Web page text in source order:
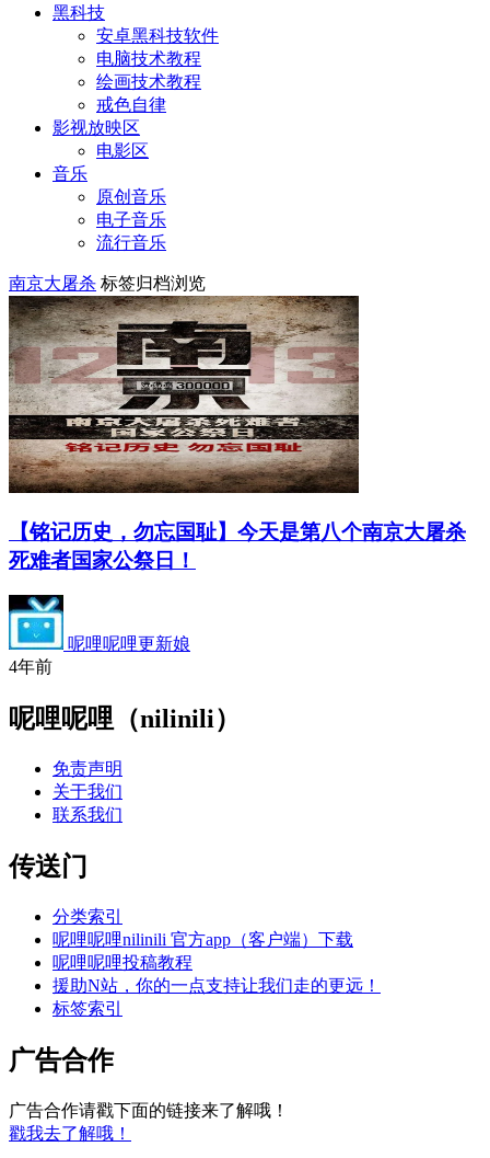
黑科技
安卓黑科技软件
电脑技术教程
绘画技术教程
戒色自律
影视放映区
电影区
音乐
原创音乐
电子音乐
流行音乐
南京大屠杀 标签归档浏览
【铭记历史，勿忘国耻】今天是第八个南京大屠杀
死难者国家公祭日！
呢哩呢哩更新娘
4年前
呢哩呢哩（nilinili）
免责声明
关于我们
联系我们
传送门
分类索引
呢哩呢哩nilinili 官方app（客户端）下载
呢哩呢哩投稿教程
援助N站，你的一点支持让我们走的更远！
标签索引
广告合作
广告合作请戳下面的链接来了解哦！
戳我去了解哦！